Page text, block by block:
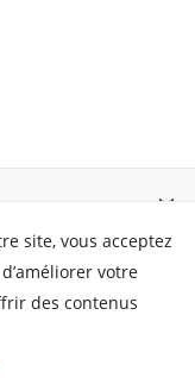
site, vous acceptez
votre
des contenus